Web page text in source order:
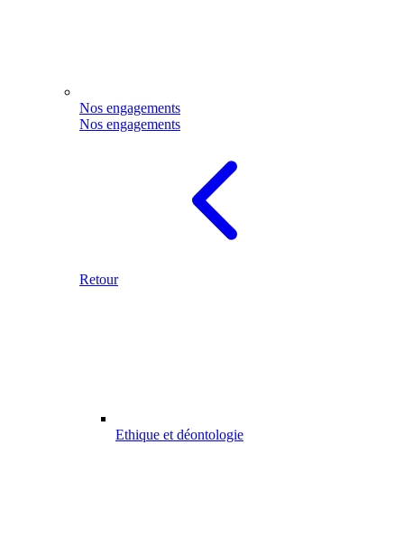
Nos engagements
Nos engagements
Retour
Ethique et déontologie